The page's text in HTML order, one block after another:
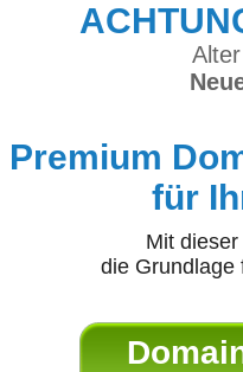
Premium
für
Mit
die